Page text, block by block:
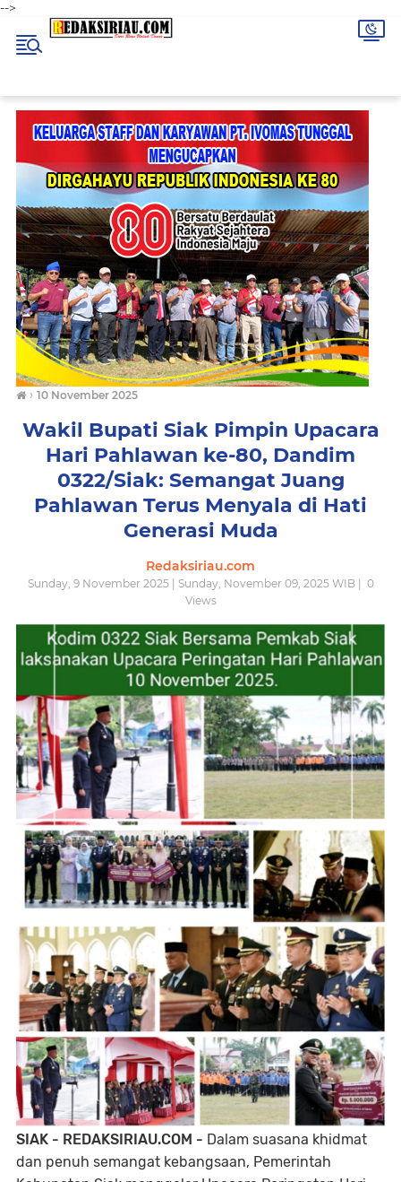
-->
› 10 November 2025
Wakil Bupati Siak Pimpin Upacara
Hari Pahlawan ke-80, Dandim
0322/Siak: Semangat Juang
Pahlawan Terus Menyala di Hati
Generasi Muda
Redaksiriau.com
Sunday, 9 November 2025 | Sunday, November 09, 2025 WIB |
0
Views
SIAK - REDAKSIRIAU.COM - Dalam suasana khidmat
dan penuh semangat kebangsaan, Pemerintah